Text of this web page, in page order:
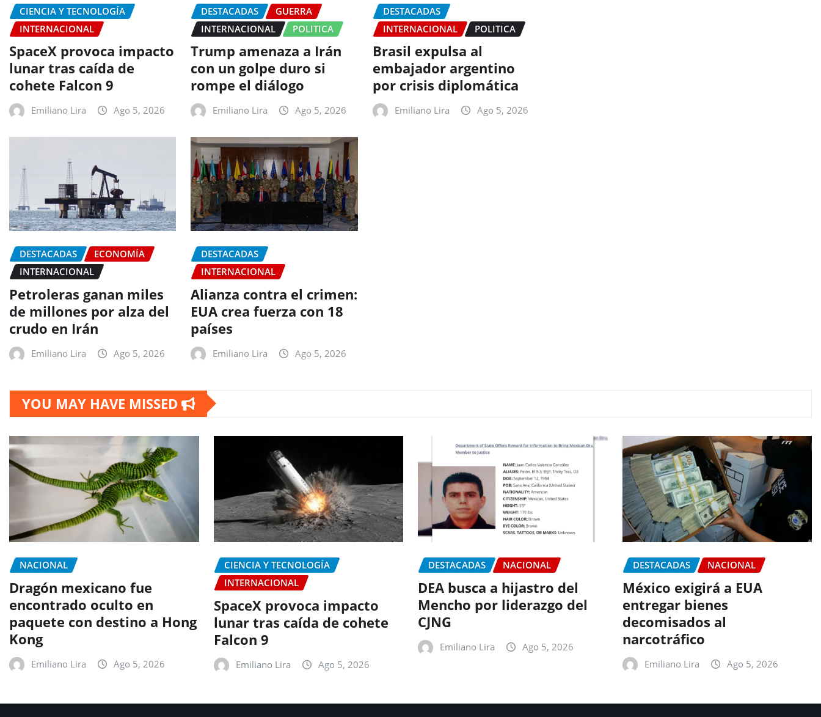
CIENCIA Y TECNOLOGÍA
INTERNACIONAL
SpaceX provoca impacto
lunar tras caída de
cohete Falcon 9
Emiliano Lira Ago 5, 2026
DESTACADAS
GUERRA
INTERNACIONAL
POLITICA
Trump amenaza a Irán
con un golpe duro si
rompe el diálogo
Emiliano Lira Ago 5, 2026
DESTACADAS
INTERNACIONAL
POLITICA
Brasil expulsa al
embajador argentino
por crisis diplomática
Emiliano Lira Ago 5, 2026
DESTACADAS
ECONOMÍA
INTERNACIONAL
Petroleras ganan miles
de millones por alza del
crudo en Irán
Emiliano Lira Ago 5, 2026
DESTACADAS
INTERNACIONAL
Alianza contra el crimen:
EUA crea fuerza con 18
países
Emiliano Lira Ago 5, 2026
YOU MAY HAVE MISSED
NACIONAL
Dragón mexicano fue
encontrado oculto en
paquete con destino a Hong
Kong
Emiliano Lira Ago 5, 2026
CIENCIA Y TECNOLOGÍA
INTERNACIONAL
SpaceX provoca impacto
lunar tras caída de cohete
Falcon 9
Emiliano Lira Ago 5, 2026
DESTACADAS NACIONAL
DEA busca a hijastro del
Mencho por liderazgo del
CJNG
Emiliano Lira Ago 5, 2026
DESTACADAS NACIONAL
México exigirá a EUA
entregar bienes
decomisados al
narcotráfico
Emiliano Lira Ago 5, 2026